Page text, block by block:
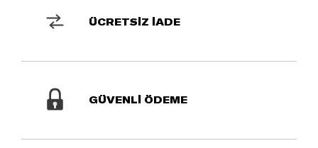
ÜCRETSİZ İADE
GÜVENLİ ÖDEME